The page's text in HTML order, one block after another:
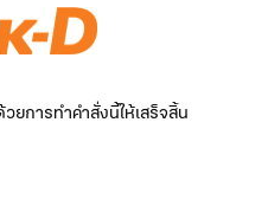
การทำคำสั่งนี้ให้เสร็จสิ้น